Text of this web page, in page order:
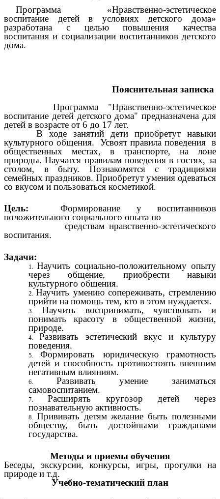
Программа «Нравственно-эстетическое
воспитание детей в условиях детского дома»
разработана с целью повышения качества
воспитания и социализации воспитанников детского
дома.
Пояснительная записка
Программа "Нравственно-эстетическое
воспитание детей детского дома" предназначена для
детей в возрасте от 6 до 17 лет.
В ходе занятий дети приобретут навыки
культурного общения. Усвоят правила поведения в
общественных местах, в транспорте, на лоне
природы. Научатся правилам поведения в гостях, за
столом, в быту. Познакомятся с традициями
семейных праздников. Приобретут умения одеваться
со вкусом и пользоваться косметикой.
Цель: Формирование у воспитанников
положительного социального опыта по
средствам нравственно-эстетического
воспитания.
Задачи:
Научить социально-положительному опыту
через общение, приобрести навыки
культурного общения.
Научить умению сопереживать, стремлению
прийти на помощь тем, кто в этом нуждается.
Научить воспринимать, чувствовать и
понимать красоту в общественной жизни,
природе.
Развивать эстетический вкус и культуру
поведения.
Формировать юридическую грамотность
детей и способность противостоять внешним
негативным влияниям.
Развивать умение заниматься
самовоспитанием.
Расширять кругозор детей через
познавательную активность.
Прививать детям желание быть полезными
обществу, быть достойными гражданами
государства.
Методы и приемы обучения
Беседы, экскурсии, конкурсы, игры, прогулки на
природе и т.д.
Учебно-тематический план